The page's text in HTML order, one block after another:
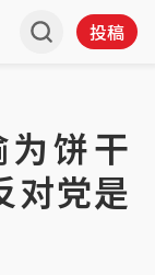
投稿
饼干
对党是